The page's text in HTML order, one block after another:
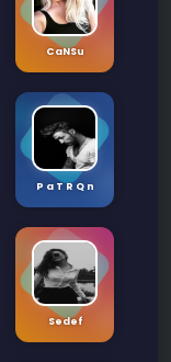
CaNSu
P a T R Q n
Sedef